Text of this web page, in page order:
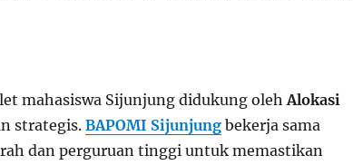
mahasiswa Sijunjung didukung olehAlokasi
strategis.BAPOMI Sijunjungbekerja sama
dan perguruan tinggi untuk memastikan